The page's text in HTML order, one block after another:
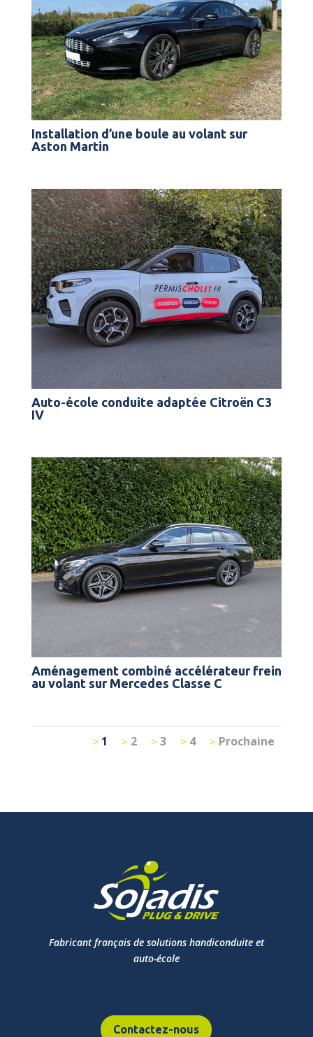
Installation d’une boule au volant sur
Aston Martin
Auto-école conduite adaptée Citroën C3
IV
Aménagement combiné accélérateur frein
au volant sur Mercedes Classe C
1 2 3 4 Prochaine
Fabricant français de solutions handiconduite et
auto-école
Contactez-nous